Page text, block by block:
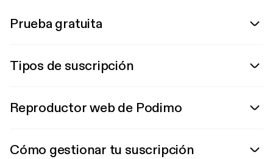
Prueba gratuita
Tipos de suscripción
Reproductor web de Podimo
Cómo gestionar tu suscripción